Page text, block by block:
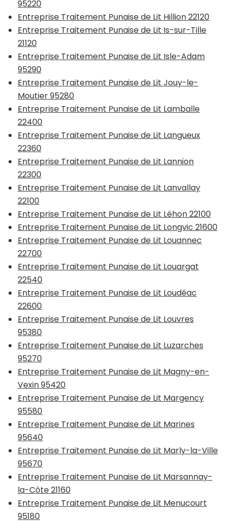
95220
Entreprise Traitement Punaise de Lit Hillion 22120
Entreprise Traitement Punaise de Lit Is-sur-Tille
21120
Entreprise Traitement Punaise de Lit Isle-Adam
95290
Entreprise Traitement Punaise de Lit Jouy-le-
Moutier 95280
Entreprise Traitement Punaise de Lit Lamballe
22400
Entreprise Traitement Punaise de Lit Langueux
22360
Entreprise Traitement Punaise de Lit Lannion
22300
Entreprise Traitement Punaise de Lit Lanvallay
22100
Entreprise Traitement Punaise de Lit Léhon 22100
Entreprise Traitement Punaise de Lit Longvic 21600
Entreprise Traitement Punaise de Lit Louannec
22700
Entreprise Traitement Punaise de Lit Louargat
22540
Entreprise Traitement Punaise de Lit Loudéac
22600
Entreprise Traitement Punaise de Lit Louvres
95380
Entreprise Traitement Punaise de Lit Luzarches
95270
Entreprise Traitement Punaise de Lit Magny-en-
Vexin 95420
Entreprise Traitement Punaise de Lit Margency
95580
Entreprise Traitement Punaise de Lit Marines
95640
Entreprise Traitement Punaise de Lit Marly-la-Ville
95670
Entreprise Traitement Punaise de Lit Marsannay-
la-Côte 21160
Entreprise Traitement Punaise de Lit Menucourt
95180